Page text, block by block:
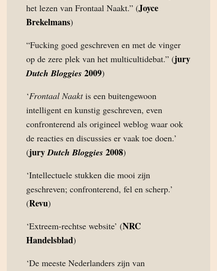
het lezen van Frontaal Naakt.” (Joyce
Brekelmans)
“Fucking goed geschreven en met de vinger
op de zere plek van het multicultidebat.” (jury
Dutch Bloggies 2009)
‘Frontaal Naaktis een buitengewoon
intelligent en kunstig geschreven, even
confronterend als origineel weblog waar ook
de reacties en discussies er vaak toe doen.’
(juryDutch Bloggies 2008)
‘Intellectuele stukken die mooi zijn
geschreven; confronterend, fel en scherp.’
(Revu)
‘Extreem-rechtse website’ (NRC
Handelsblad)
‘De meeste Nederlanders zijn van